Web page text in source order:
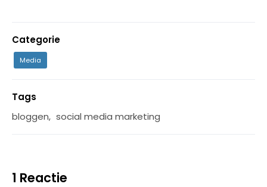
Categorie
Media
Tags
bloggen, social media marketing
1 Reactie